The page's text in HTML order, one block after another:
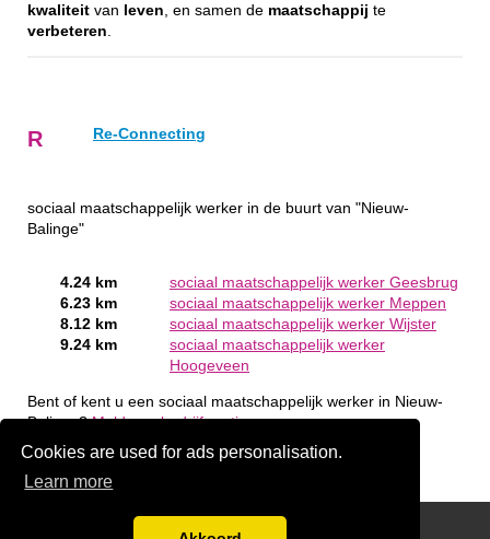
Cookies are used for ads personalisation.
Learn more
kwaliteit van leven , en samen de maatschappij te
verbeteren
R Re-Connecting
sociaal maatschappelijk werker in de buurt van "Nieuw-
Balinge"
4.24 km
sociaal maatschappelijk werker Geesbrug
6.23 km
sociaal maatschappelijk werker Meppen
8.12 km
sociaal maatschappelijk werker Wijster
9.24 km
sociaal maatschappelijk werker
Hoogeveen
Bent of kent u een sociaal maatschappelijk werker in Nieuw-
Balinge?Meld een bedrijf gratis aan